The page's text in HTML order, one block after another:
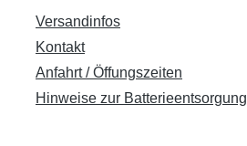
Versandinfos
Kontakt
Anfahrt / Öffungszeiten
Hinweise zur Batterieentsorgung